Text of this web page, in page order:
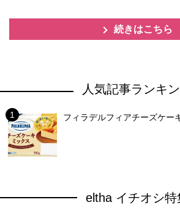
続きはこちら
人気記事ランキ
フィラデルフィアチーズケー
eltha イチオシ特